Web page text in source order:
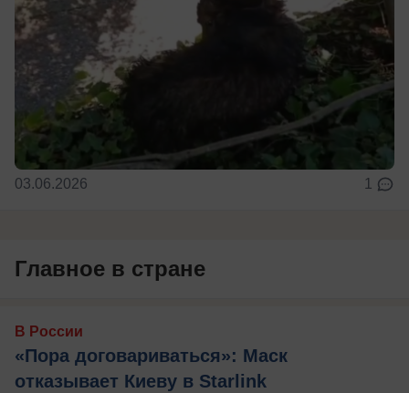
03.06.2026 1
Главное в стране
В России
«Пора договариваться»: Маск
отказывает Киеву в Starlink